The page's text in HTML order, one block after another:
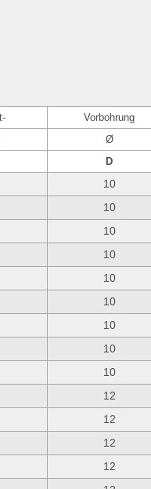
Vorbohrung
Ø
D
10
10
10
10
10
10
10
10
10
12
12
12
12